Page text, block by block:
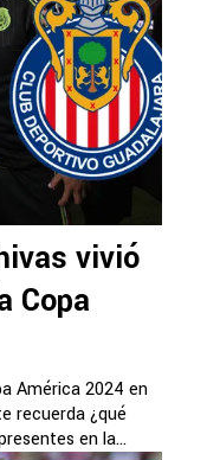
vivió
Copa
América 2024 en
recuerda ¿qué
en la...